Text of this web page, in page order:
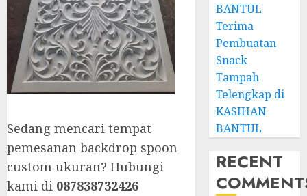
Sedang mencari tempat
pemesanan backdrop spoon
custom ukuran? Hubungi
kami di 087838732426
BANTUL
Terima
Pembuatan
Snack
Tampah
Telengkap di
KASIHAN
BANTUL
RECENT